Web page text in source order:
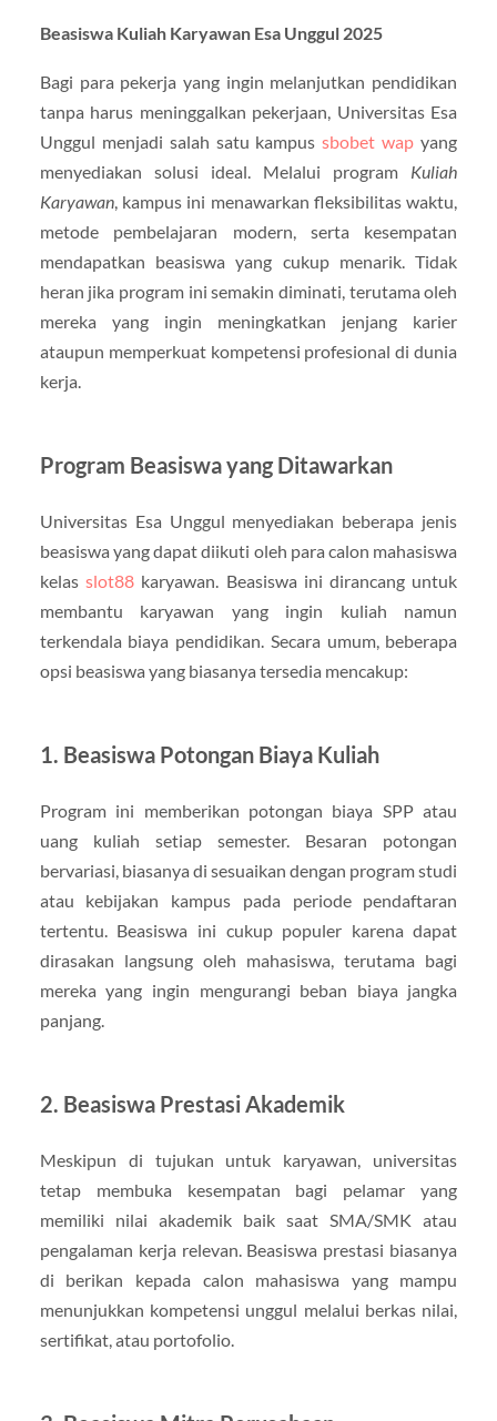
Beasiswa Kuliah Karyawan Esa Unggul 2025
Bagi para pekerja yang ingin melanjutkan pendidikan
tanpa harus meninggalkan pekerjaan, Universitas Esa
Unggul menjadi salah satu kampussbobet wap yang
menyediakan solusi ideal. Melalui program Kuliah
Karyawan, kampus ini menawarkan fleksibilitas waktu,
metode pembelajaran modern, serta kesempatan
mendapatkan beasiswa yang cukup menarik. Tidak
heran jika program ini semakin diminati, terutama oleh
mereka yang ingin meningkatkan jenjang karier
ataupun memperkuat kompetensi profesional di dunia
kerja.
Program Beasiswa yang Ditawarkan
Universitas Esa Unggul menyediakan beberapa jenis
beasiswa yang dapat diikuti oleh para calon mahasiswa
kelasslot88 karyawan. Beasiswa ini dirancang untuk
membantu karyawan yang ingin kuliah namun
terkendala biaya pendidikan. Secara umum, beberapa
opsi beasiswa yang biasanya tersedia mencakup:
1. Beasiswa Potongan Biaya Kuliah
Program ini memberikan potongan biaya SPP atau
uang kuliah setiap semester. Besaran potongan
bervariasi, biasanya di sesuaikan dengan program studi
atau kebijakan kampus pada periode pendaftaran
tertentu. Beasiswa ini cukup populer karena dapat
dirasakan langsung oleh mahasiswa, terutama bagi
mereka yang ingin mengurangi beban biaya jangka
panjang.
2. Beasiswa Prestasi Akademik
Meskipun di tujukan untuk karyawan, universitas
tetap membuka kesempatan bagi pelamar yang
memiliki nilai akademik baik saat SMA/SMK atau
pengalaman kerja relevan. Beasiswa prestasi biasanya
di berikan kepada calon mahasiswa yang mampu
menunjukkan kompetensi unggul melalui berkas nilai,
sertifikat, atau portofolio.